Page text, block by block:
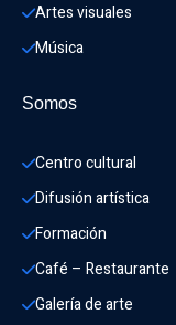
Artes visuales
Música
Somos
Centro cultural
Difusión artística
Formación
Café – Restaurante
Galería de arte